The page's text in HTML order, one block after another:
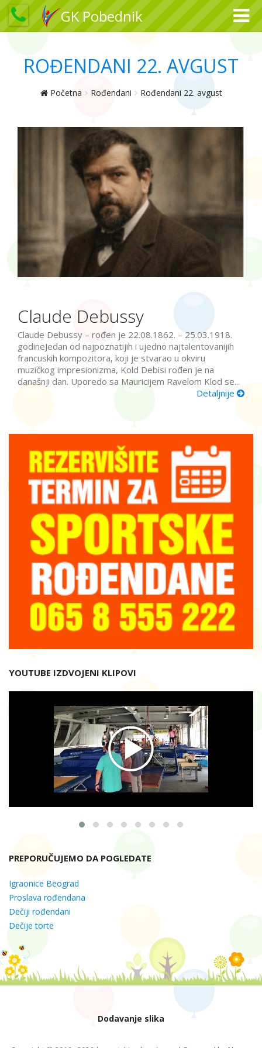
GK Pobednik
ROĐENDANI 22. AVGUST
Početna Rođendani Rođendani 22. avgust
Claude Debussy
Claude Debussy – rođen je 22.08.1862. – 25.03.1918.
godineJedan od najpoznatijih i ujedno najtalentovanijih
francuskih kompozitora, koji je stvarao u okviru
muzičkog impresionizma, Kold Debisi rođen je na
današnji dan. Uporedo sa Mauricijem Ravelom Klod se...
Detaljnije
YOUTUBE IZDVOJENI KLIPOVI
PREPORUČUJEMO DA POGLEDATE
Igraonice Beograd
Proslava rođendana
Dečiji rođendani
Dečije torte
Dodavanje slika